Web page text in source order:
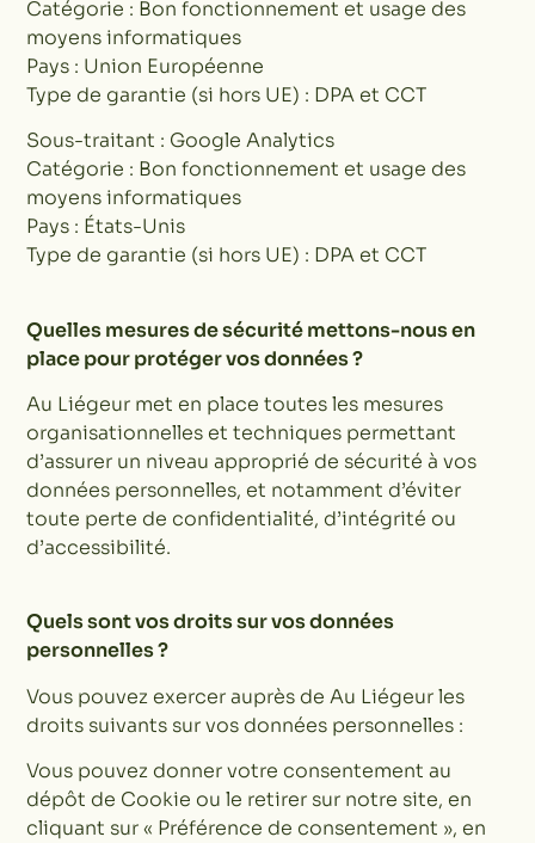
Catégorie : Bon fonctionnement et usage des
moyens informatiques
Pays : Union Européenne
Type de garantie (si hors UE) : DPA et CCT
Sous-traitant : Google Analytics
Catégorie : Bon fonctionnement et usage des
moyens informatiques
Pays : États-Unis
Type de garantie (si hors UE) : DPA et CCT
Quelles mesures de sécurité mettons-nous en
place pour protéger vos données ?
Au Liégeur met en place toutes les mesures
organisationnelles et techniques permettant
d’assurer un niveau approprié de sécurité à vos
données personnelles, et notamment d’éviter
toute perte de confidentialité, d’intégrité ou
d’accessibilité.
Quels sont vos droits sur vos données
personnelles ?
Vous pouvez exercer auprès de Au Liégeur les
droits suivants sur vos données personnelles :
Vous pouvez donner votre consentement au
dépôt de Cookie ou le retirer sur notre site, en
cliquant sur « Préférence de consentement », en